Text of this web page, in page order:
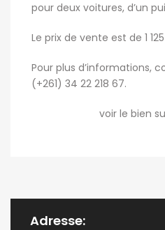
pour deux voitures, d’un
Le prix de vente est de 1
Pour plus d’informations,
(+261) 34 22 218 67.
voir le bien
Adresse: